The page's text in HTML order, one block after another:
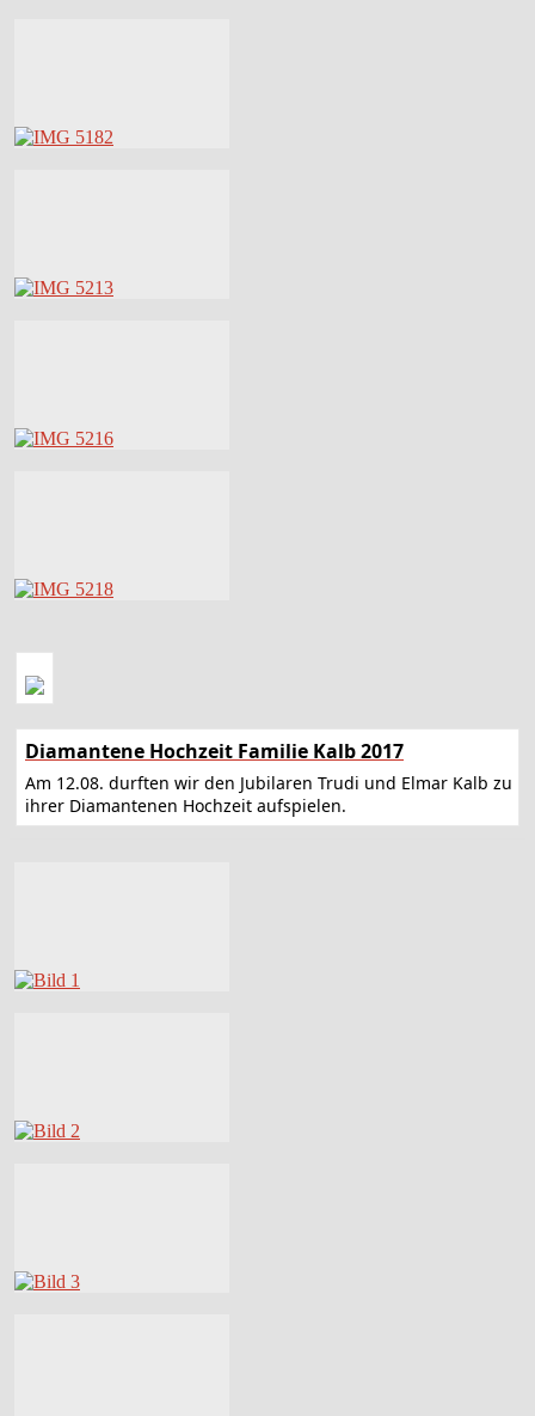
Diamantene Hochzeit Familie Kalb 2017
Am 12.08. durften wir den Jubilaren Trudi und Elmar Kalb zu
ihrer Diamantenen Hochzeit aufspielen.